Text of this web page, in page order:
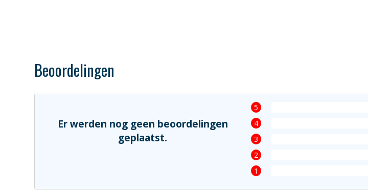
Beoordelingen
Er werden nog geen beoordelingen
geplaatst.
5
4
3
2
1